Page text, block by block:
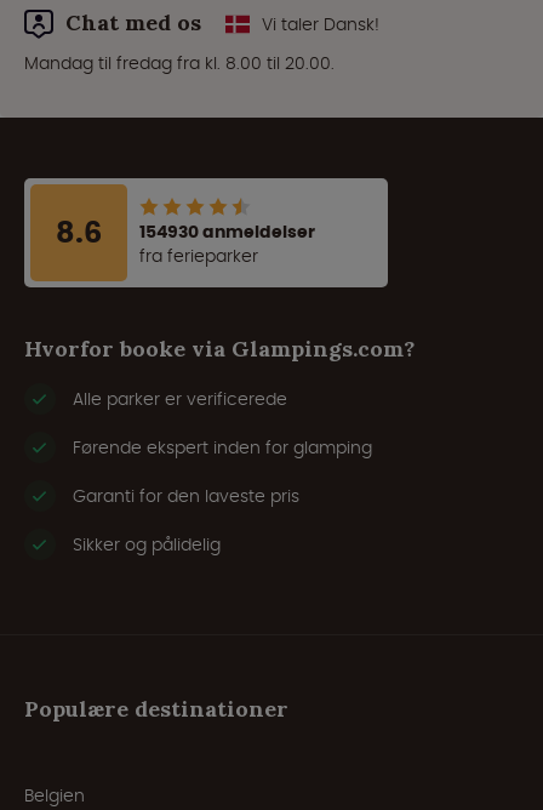
Chat med os
Vi taler Dansk!
Mandag til fredag fra kl. 8.00 til 20.00.
8.6
154930 anmeldelser
fra ferieparker
Hvorfor booke via Glampings.com?
Alle parker er verificerede
Førende ekspert inden for glamping
Garanti for den laveste pris
Sikker og pålidelig
Populære destinationer
Belgien